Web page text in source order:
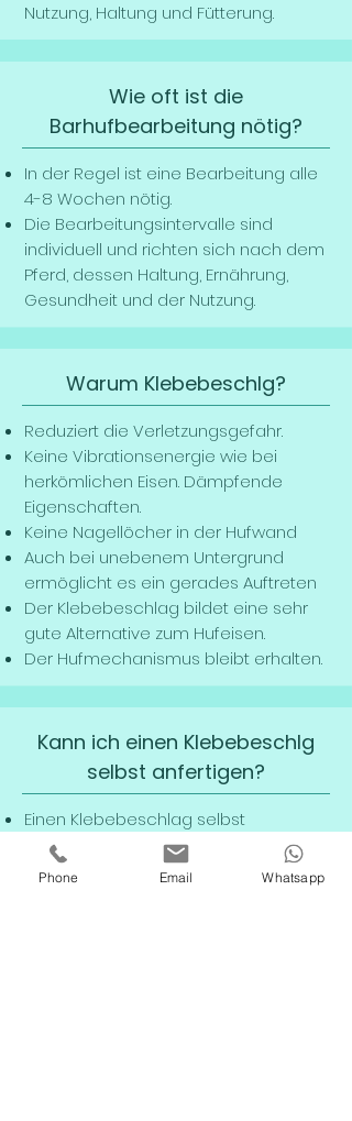
Nutzung, Haltung und Fütterung.
Wie oft ist die
Barhufbearbeitung nötig?
In der Regel ist eine Bearbeitung alle
4-8 Wochen nötig.
Die Bearbeitungsintervalle sind
individuell und richten sich nach dem
Pferd, dessen Haltung, Ernährung,
Gesundheit und der Nutzung.
Warum Klebebeschlg?
Reduziert die Verletzungsgefahr.
Keine Vibrationsenergie wie bei
herkömlichen Eisen. Dämpfende
Eigenschaften.
Keine Nagellöcher in der Hufwand
Auch bei unebenem Untergrund
ermöglicht es ein gerades Auftreten
Der Klebebeschlag bildet eine sehr
gute Alternative zum Hufeisen.
Der Hufmechanismus bleibt erhalten.
Kann ich einen Klebebeschlg
selbst anfertigen?
Einen Klebebeschlag selbst
anzubringen ist nicht schwer, der Huf
muss jedoch vorher bearbeitet
Phone Email Whatsapp